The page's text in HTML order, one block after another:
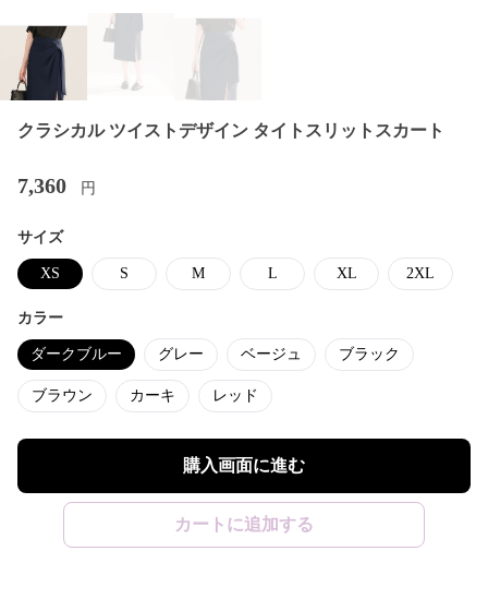
クラシカル ツイストデザイン タイトスリットスカート
7,360 円
サイズ
XS S M L XL 2XL
カラー
ダークブルー グレー ベージュ ブラック
ブラウン カーキ レッド
購入画面に進む
カートに追加する